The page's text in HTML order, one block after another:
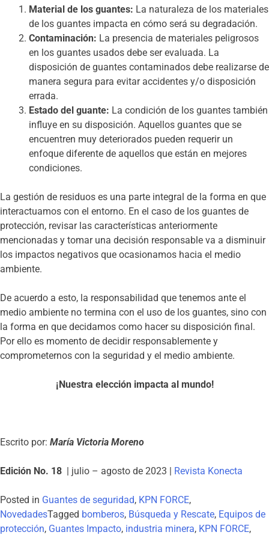
Material de los guantes: La naturaleza de los materiales
de los guantes impacta en cómo será su degradación.
Contaminación: La presencia de materiales peligrosos
en los guantes usados debe ser evaluada. La
disposición de guantes contaminados debe realizarse de
manera segura para evitar accidentes y/o disposición
errada.
Estado del guante: La condición de los guantes también
influye en su disposición. Aquellos guantes que se
encuentren muy deteriorados pueden requerir un
enfoque diferente de aquellos que están en mejores
condiciones.
La gestión de residuos es una parte integral de la forma en que
interactuamos con el entorno. En el caso de los guantes de
protección, revisar las características anteriormente
mencionadas y tomar una decisión responsable va a disminuir
los impactos negativos que ocasionamos hacia el medio
ambiente.
De acuerdo a esto, la responsabilidad que tenemos ante el
medio ambiente no termina con el uso de los guantes, sino con
la forma en que decidamos como hacer su disposición final.
Por ello es momento de decidir responsablemente y
comprometernos con la seguridad y el medio ambiente.
¡Nuestra elección impacta al mundo!
Escrito por: María Victoria Moreno
Edición No. 18 | julio – agosto de 2023 | Revista Konecta
Posted in Guantes de seguridad, KPN FORCE,
NovedadesTagged bomberos, Búsqueda y Rescate, Equipos de
protección, Guantes Impacto, industria minera, KPN FORCE,